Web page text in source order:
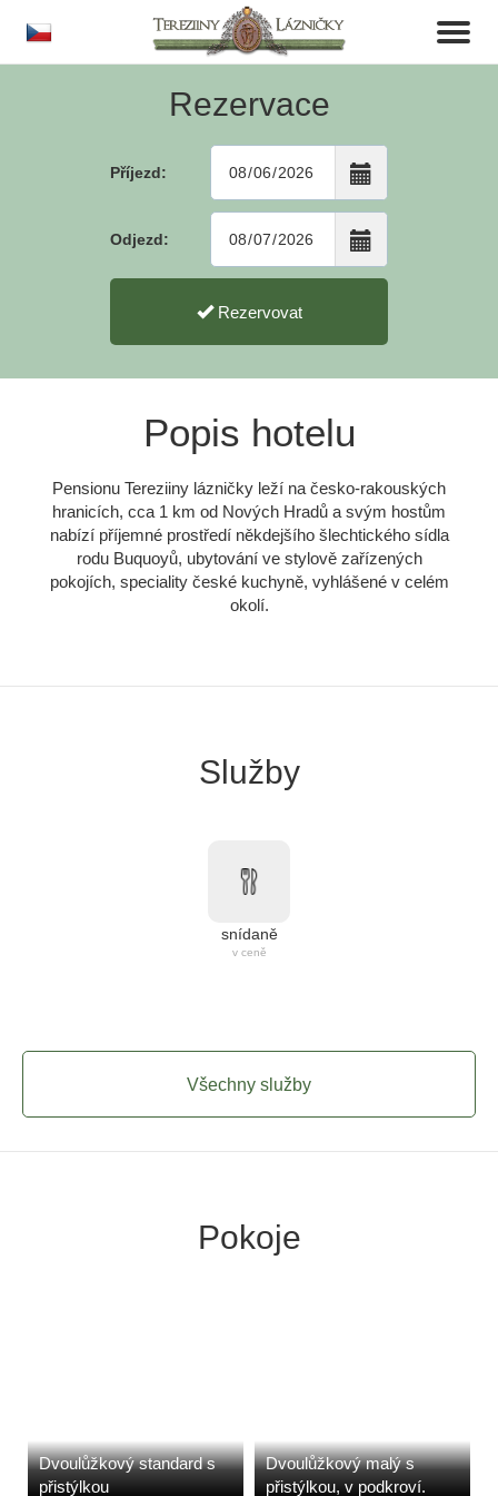
Toggle
Rezervace
Příjezd:
Odjezd:
Rezervovat
Popis hotelu
Pensionu Tereziiny lázničky leží na česko-rakouských
hranicích, cca 1 km od Nových Hradů a svým hostům
nabízí příjemné prostředí někdejšího šlechtického sídla
rodu Buquoyů, ubytování ve stylově zařízených
pokojích, speciality české kuchyně, vyhlášené v celém
okolí.
Služby
snídaně
v ceně
Všechny služby
Pokoje
Dvoulůžkový standard s
přistýlkou
Dvoulůžkový malý s
přistýlkou, v podkroví.